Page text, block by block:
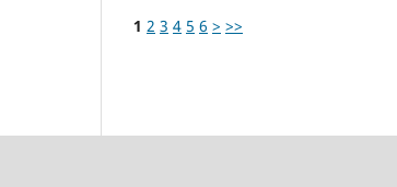
1 2 3 4 5 6 > >>